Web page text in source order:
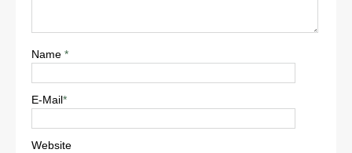
Name *
E-Mail*
Website